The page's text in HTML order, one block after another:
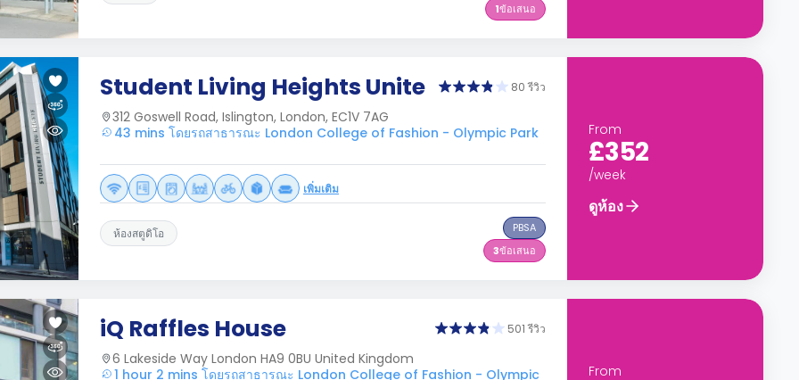
1ข้อเสนอ
Student Living Heights Unite 80 รีวิว
312 Goswell Road, Islington, London, EC1V 7AG
43 mins โดยรถสาธารณะ London College of Fashion - Olympic Park
เพิ่มเติม
ห้องสตูดิโอ
PBSA
3ข้อเสนอ
From
£352
/week
ดูห้อง
iQ Raffles House 501 รีวิว
6 Lakeside Way London HA9 0BU United Kingdom
1 hour 2 mins โดยรถสาธารณะ London College of Fashion - Olympic
From